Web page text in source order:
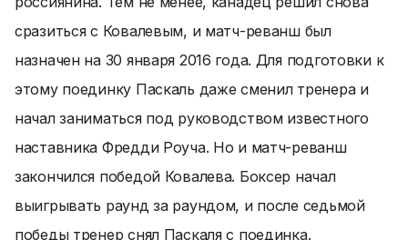
сразиться с Ковалевым, и матч-реванш был
назначен на 30 января 2016 года. Для подготовки к
этому поединку Паскаль даже сменил тренера и
начал заниматься под руководством известного
наставника Фредди Роуча. Но и матч-реванш
закончился победой Ковалева. Боксер начал
выигрывать раунд за раундом, и после седьмой
победы тренер снял Паскаля с поединка.